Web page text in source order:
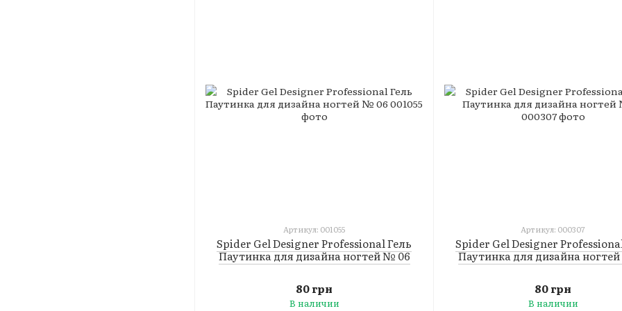
Артикул: 001055
Spider Gel Designer Professional Гель
Паутинка для дизайна ногтей № 06
80 грн
В наличии
Артикул: 000307
Spider Gel Designer
Паутинка для дизайна
80 грн
В наличии